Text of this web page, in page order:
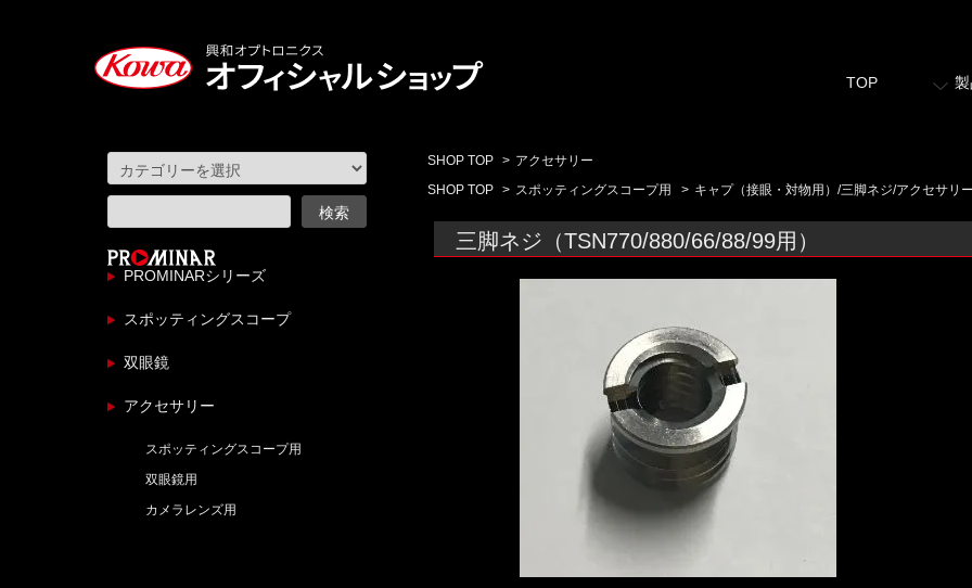
TOP
SHOP TOP > アクセサリー
SHOP TOP
> スポッティングスコープ用 > キャプ（接眼・対物用）/三脚ネジ/アクセサリ
三脚ネジ（TSN770/880/66/88/99用）
PROMINARシリーズ
スポッティングスコープ
双眼鏡
アクセサリー
スポッティングスコープ用
双眼鏡用
カメラレンズ用